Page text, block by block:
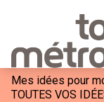
Mes idées pour
TOUTES VOS